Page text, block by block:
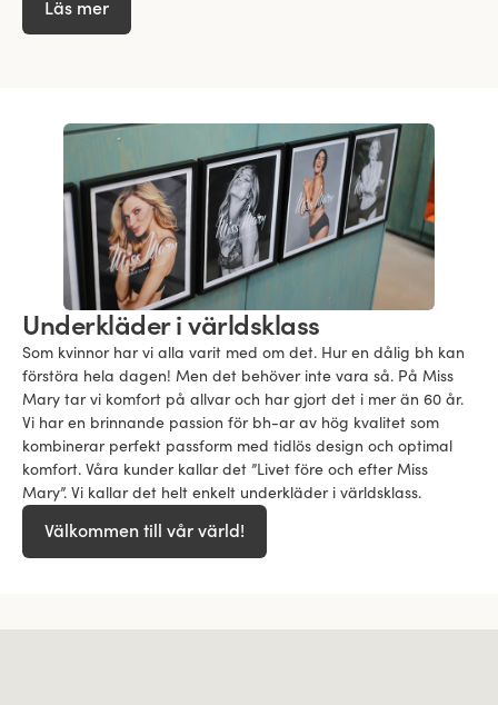
Läs mer
Underkläder i världsklass
Som kvinnor har vi alla varit med om det. Hur en dålig bh kan
förstöra hela dagen! Men det behöver inte vara så. På Miss
Mary tar vi komfort på allvar och har gjort det i mer än 60 år.
Vi har en brinnande passion för bh-ar av hög kvalitet som
kombinerar perfekt passform med tidlös design och optimal
komfort. Våra kunder kallar det ”Livet före och efter Miss
Mary”. Vi kallar det helt enkelt underkläder i världsklass.
Välkommen till vår värld!